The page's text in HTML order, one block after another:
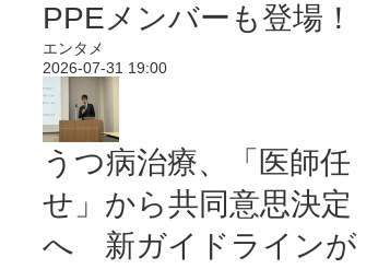
PPEメンバーも登場！
エンタメ
2026-07-31 19:00
うつ病治療、「医師任
せ」から共同意思決定
へ 新ガイドラインが